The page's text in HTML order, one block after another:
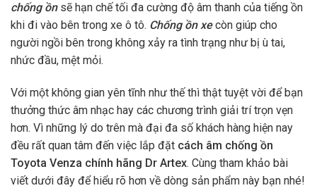
chống ồnsẽ hạn chế tối đa cường độ âm thanh của tiếng ồn
khi đi vào bên trong xe ô tô. Chống ồn xecòn giúp cho
người ngồi bên trong không xảy ra tình trạng như bị ù tai,
nhức đầu, mệt mỏi.
Với một không gian yên tĩnh như thế thì thật tuyệt vời để bạn
thưởng thức âm nhạc hay các chương trình giải trí trọn vẹn
hơn. Vì những lý do trên mà đại đa số khách hàng hiện nay
đều rất quan tâm đến việc lắp đặt cách âm chống ồn
Toyota Venza chính hãng Dr Artex. Cùng tham khảo bài
viết dưới đây để hiểu rõ hơn về dòng sản phẩm này bạn nhé!